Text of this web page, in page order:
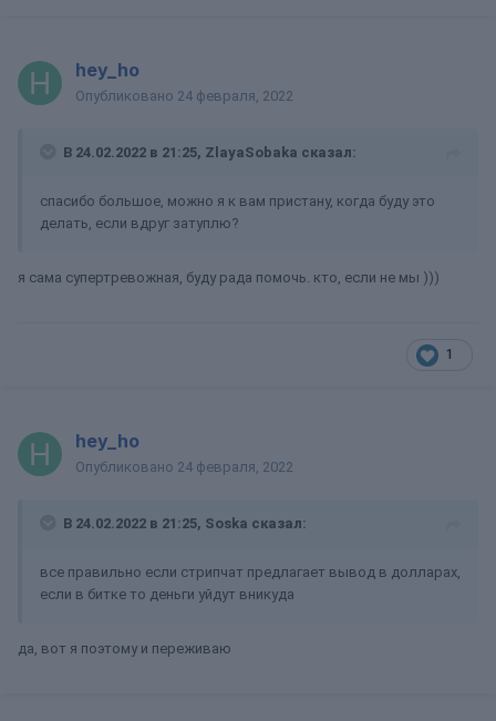
hey_ho
Опубликовано 24 февраля, 2022
В 24.02.2022 в 21:25, ZlayaSobaka сказал:
спасибо большое, можно я к вам пристану, когда буду это
делать, если вдруг затуплю?
я сама супертревожная, буду рада помочь. кто, если не мы )))
1
hey_ho
Опубликовано 24 февраля, 2022
В 24.02.2022 в 21:25, Soska сказал:
все правильно если стрипчат предлагает вывод в долларах,
если в битке то деньги уйдут вникуда
да, вот я поэтому и переживаю